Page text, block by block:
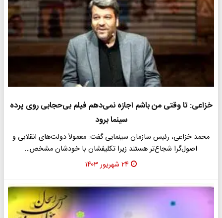
خزاعی: تا وقتی من باشم اجازه نمی‌دهم فیلم بی‌حجابی روی پرده
سینما برود
محمد خزاعی، رئیس سازمان سینمایی گفت: معمولاً دولت‌های انقلابی و
اصول‌گرا شجاع‌تر هستند زیرا تکلیفشان با خودشان مشخص…
۲۴ شهریور ۱۴۰۳